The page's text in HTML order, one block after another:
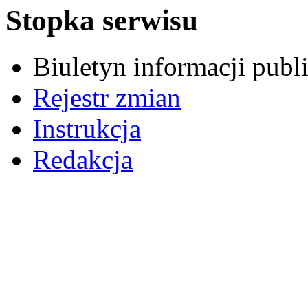
Stopka serwisu
Biuletyn informacji
Rejestr zmian
Instrukcja
Redakcja